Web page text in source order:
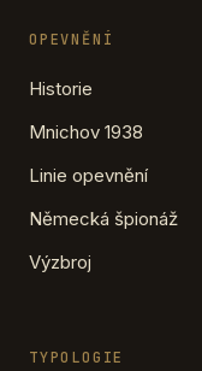
OPEVNĚNÍ
Historie
Mnichov 1938
Linie opevnění
Německá špionáž
Výzbroj
TYPOLOGIE